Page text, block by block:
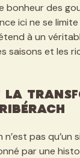
bonheur des
ici ne se
à un
saisons et les
la
n’est pas qu’un
par une